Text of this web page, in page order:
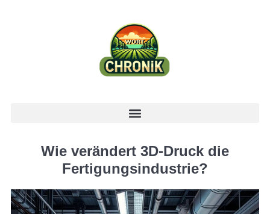
Wie verändert 3D-Druck die
Fertigungsindustrie?